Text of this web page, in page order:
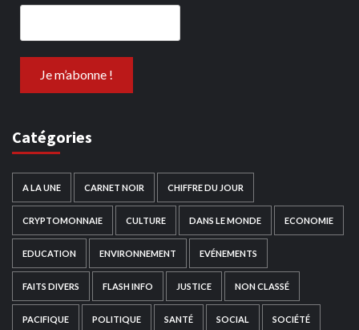
Catégories
A LA UNE CARNET NOIR CHIFFRE DU JOUR
CRYPTOMONNAIE CULTURE DANS LE MONDE ECONOMIE
EDUCATION ENVIRONNEMENT EVÉNEMENTS
FAITS DIVERS FLASH INFO JUSTICE NON CLASSÉ
PACIFIQUE POLITIQUE SANTÉ SOCIAL SOCIÉTÉ